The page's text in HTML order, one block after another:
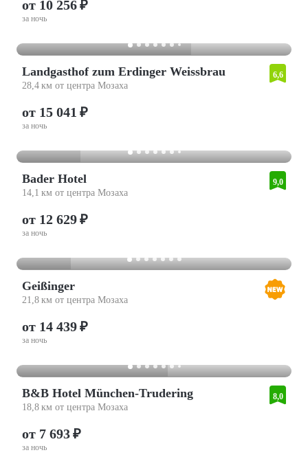
от 10 256 ₽
за ночь
Landgasthof zum Erdinger Weissbrau
28,4 км от центра Мозаха
6,6
от 15 041 ₽
за ночь
Bader Hotel
14,1 км от центра Мозаха
9,0
от 12 629 ₽
за ночь
Geißinger
21,8 км от центра Мозаха
от 14 439 ₽
за ночь
B&B Hotel München-Trudering
18,8 км от центра Мозаха
8,0
от 7 693 ₽
за ночь